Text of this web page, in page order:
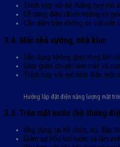
Thích hợp với hệ thống quy mô
Dễ dàng điều chỉnh hướng và
Cần đảm bảo không có vật cản
3.4. Mái nhà xưởng, nhà kho:
Tận dụng không gian rộng lớn
Giúp giảm chi phí làm mát và
Thích hợp với mô hình điện mặt
Hướng lắp đặt điện năng lượng mặt
3.5. Trên mặt nước (hệ thống
Ứng dụng tại hồ chứa, ao, đập
Giảm sự bốc hơi nước và làm